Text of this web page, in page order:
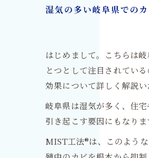
湿気の多い岐阜県での
はじめまして。こちらは
とつとして注目されてい
効果について詳しく解説い
岐阜県は湿気が多く、住
引き起こす要因にもなり
MIST工法®は、このよう